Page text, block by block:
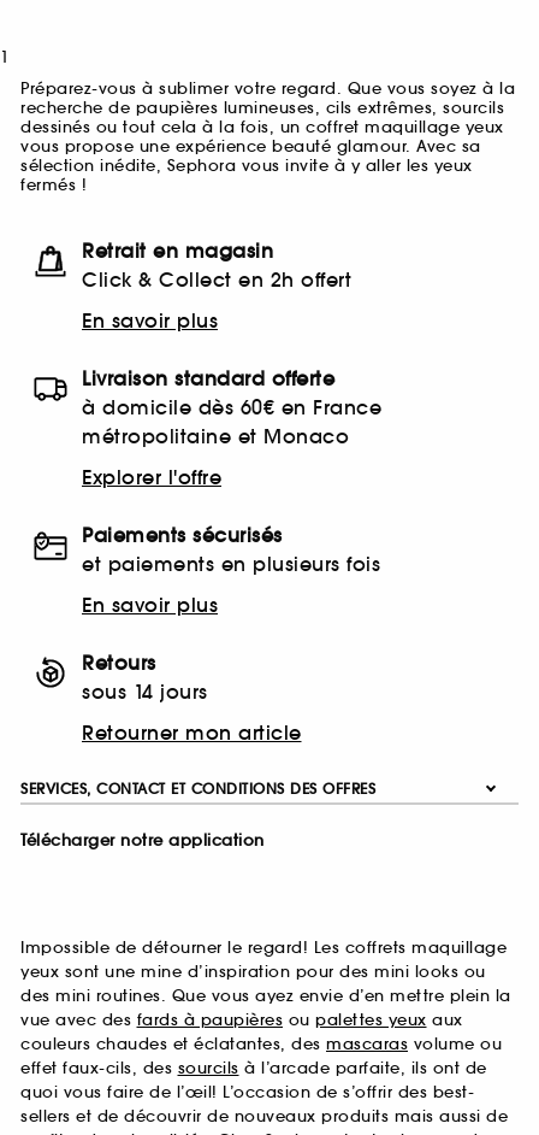
1
Préparez-vous à sublimer votre regard. Que vous soyez à la
recherche de paupières lumineuses, cils extrêmes, sourcils
dessinés ou tout cela à la fois, un coffret maquillage yeux
vous propose une expérience beauté glamour. Avec sa
sélection inédite, Sephora vous invite à y aller les yeux
fermés !
Retrait en magasin
Click & Collect en 2h offert
En savoir plus
Livraison standard offerte
à domicile dès 60€ en France
métropolitaine et Monaco
Explorer l'offre
Paiements sécurisés
et paiements en plusieurs fois
En savoir plus
Retours
sous 14 jours
Retourner mon article
SERVICES, CONTACT ET CONDITIONS DES OFFRES
Télécharger notre application
Impossible de détourner le regard! Les coffrets maquillage
yeux sont une mine d’inspiration pour des mini looks ou
des mini routines. Que vous ayez envie d’en mettre plein la
vue avec des fards à paupières ou palettes yeux aux
couleurs chaudes et éclatantes, des mascaras volume ou
effet faux-cils, des sourcils à l’arcade parfaite, ils ont de
quoi vous faire de l’œil! L’occasion de s’offrir des best-
sellers et de découvrir de nouveaux produits mais aussi de